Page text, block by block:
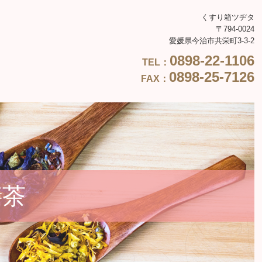
くすり箱ツヂタ
〒794-0024
愛媛県今治市共栄町3-3-2
TEL： 0898-22-1106
FAX： 0898-25-7126